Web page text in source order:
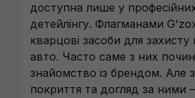
доступна лише у професійних
детейлінгу. Флагманами
кварцові засоби для
авто. Часто саме з них
знайомство із брендом. Але
покриття та догляд за ними